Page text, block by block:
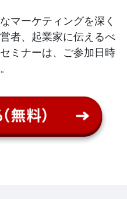
マーケティングを深く
者、起業家に伝えるべ
ミナーは、ご参加日時